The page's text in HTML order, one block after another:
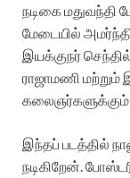
நடிகை மதுவந்தி
மேடையில்
இயக்குநர்
ராஜாமணி
இந்தப் படத்தில்
நடிகிறேன்.